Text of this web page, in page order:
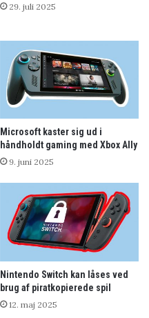
29. juli 2025
Microsoft kaster sig ud i
håndholdt gaming med Xbox Ally
9. juni 2025
Nintendo Switch kan låses ved
brug af piratkopierede spil
12. maj 2025